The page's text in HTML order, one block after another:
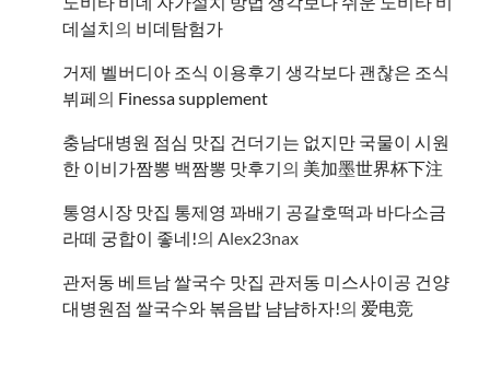
데설치의 비데탐험가
거제 벨버디아 조식 이용후기 생각보다 괜찮은 조식
뷔페의 ​Finessa supplement
충남대병원 점심 맛집 건더기는 없지만 국물이 시원
한 이비가짬뽕 백짬뽕 맛후기의 美加墨世界杯下注
통영시장 맛집 통제영 꽈배기 공갈호떡과 바다소금
라떼 궁합이 좋네!의 Alex23nax
관저동 베트남 쌀국수 맛집 관저동 미스사이공 건양
대병원점 쌀국수와 볶음밥 냠냠하자!의 爱电竞